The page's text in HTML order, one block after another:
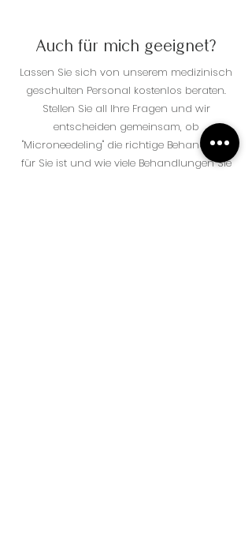
Auch für mich geeignet?
Lassen Sie sich von unserem medizinisch
geschulten Personal kostenlos beraten.
Stellen Sie all Ihre Fragen und wir
entscheiden gemeinsam, ob
"Microneedeling" die richtige Behandlung
für Sie ist und wie viele Behandlungen Sie